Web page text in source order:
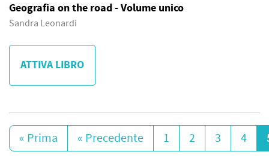
Geografia on the road - Volume unico
Sandra Leonardi
ATTIVA LIBRO
« Prima « Precedente 1 2 3 4